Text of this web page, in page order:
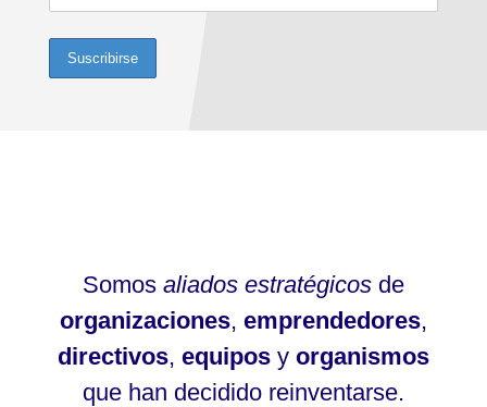
Somos aliados estratégicosde
organizaciones, emprendedores,
directivos, equiposy organismos
que han decidido reinventarse.